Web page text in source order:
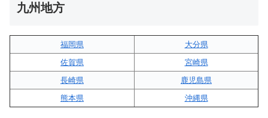
九州地方
福岡県
大分県
佐賀県
宮崎県
長崎県
鹿児島県
熊本県
沖縄県